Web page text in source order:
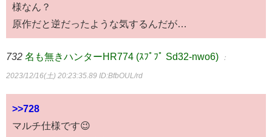
様なん？
原作だと逆だったような気するんだが…
732 名も無きハンターHR774 (ｽﾌﾟﾌﾟ Sd32-nwo6) ：
2023/12/16(土) 20:23:35.89 ID:BfbOUL/rd
>>728
マルチ仕様です😉